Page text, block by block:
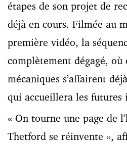
étapes de son projet de
déjà en cours. Filmée au
première vidéo, la
complètement dégagé, où
mécaniques s’affairent
qui accueillera les futures
« On tourne une page de
Thetford se réinvente »,